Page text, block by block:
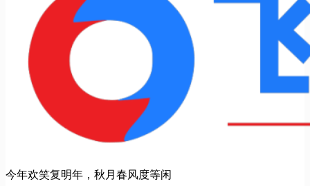
今年欢笑复明年，秋月春风度等闲